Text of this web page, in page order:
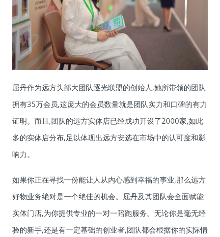
屈丹作为远方头部大团队逐光联盟的创始人,她所带领的团队
拥有35万会员,这庞大的会员数量就是团队实力和口碑的有力
证明。而且,团队的远方实体店已经成功开设了2000家,如此
多的实体店分布,足以体现出远方安选在市场中的认可度和影
响力。
如果你正在寻找一份能让人从内心感到幸福的事业,那么远方
好物业务绝对是一个绝佳的机会。屈丹及其团队会全面赋能
实体门店,为你提供专业的一对一陪跑服务。无论你是毫无经
验的新手,还是有一定基础的创业者,团队都会根据你的实际情